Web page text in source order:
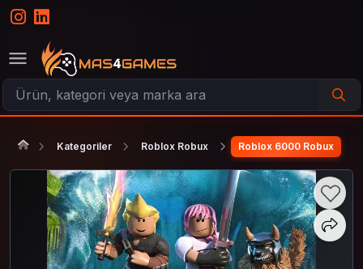
Kategoriler Roblox Robux Roblox 6000 Robux